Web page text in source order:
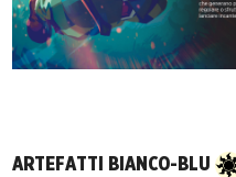
ARTEFATTI BIANCO-BLU